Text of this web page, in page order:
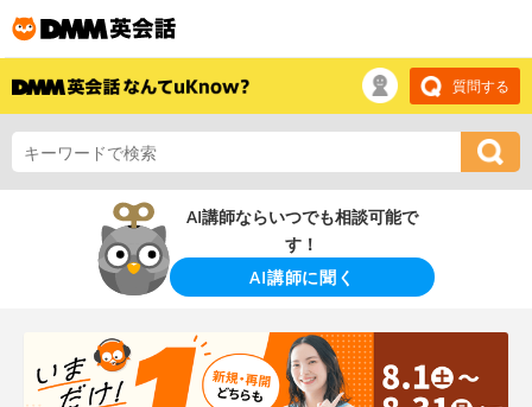
質問する
AI講師ならいつでも相談可能で
す！
AI講師に聞く